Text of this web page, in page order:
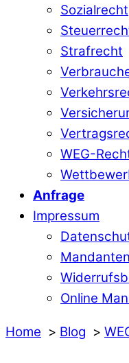
Sozialrecht
Strafrecht
WEG-
Anfrage
Impressum
Online
Home Blog